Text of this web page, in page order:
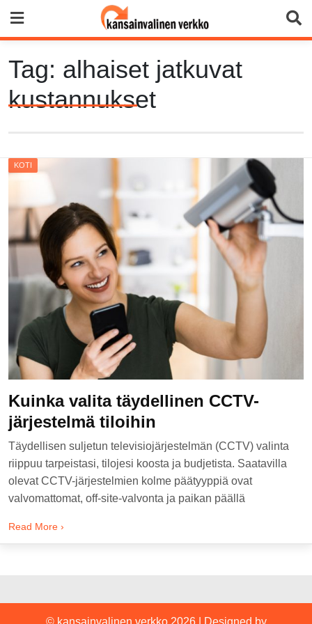
content
Tag: alhaiset jatkuvat
kustannukset
KOTI
Kuinka valita täydellinen CCTV-
järjestelmä tiloihin
Täydellisen suljetun televisiojärjestelmän (CCTV) valinta
riippuu tarpeistasi, tilojesi koosta ja budjetista. Saatavilla
olevat CCTV-järjestelmien kolme päätyyppiä ovat
valvomattomat, off-site-valvonta ja paikan päällä
Read More ›
© kansainvalinen verkko 2026 Designed by